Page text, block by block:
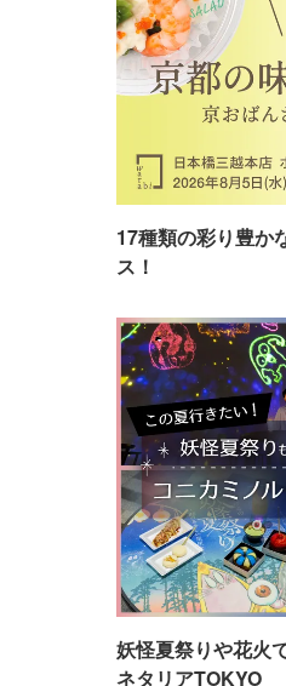
17種類の彩り豊か
ス！
妖怪夏祭りや花火
ネタリアTOKYO